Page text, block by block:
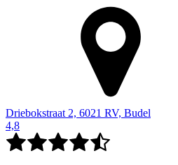
Driebokstraat 2, 6021 RV, Budel
4,8